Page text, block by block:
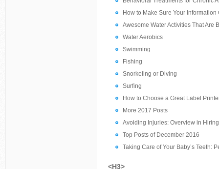
How to Make Sure Your
Awesome Water Activities That Are
Water Aerobics
Swimming
Fishing
Snorkeling or Diving
Surfing
How to Choose a Great Label
More 2017 Posts
Avoiding Injuries: Overview in
Top Posts of December 2016
Taking Care of Your Baby’s Teeth:
<H3>